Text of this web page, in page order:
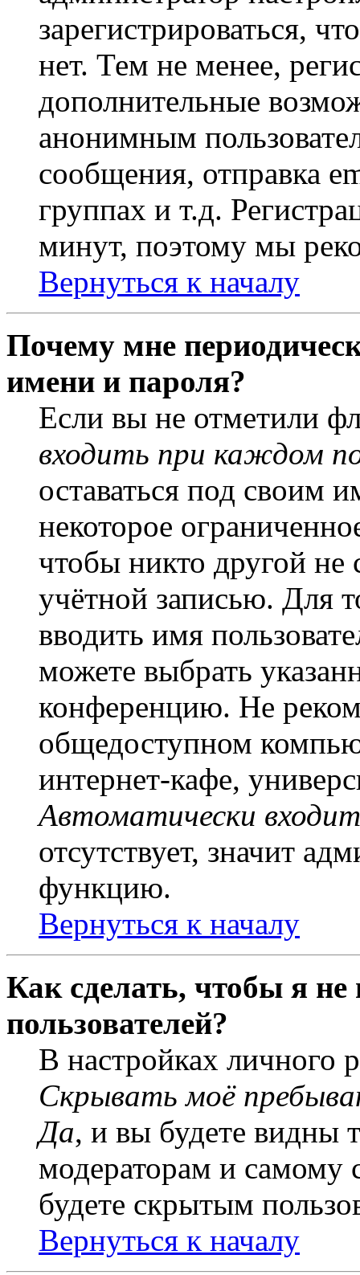
зарегистрироваться,
нет. Тем не менее,
дополнительные
анонимным
сообщения, отправка
группах и т.д.
минут, поэтому мы
Вернуться к началу
Почему мне
имени и пароля?
Если вы не отметили
входить при каждом
оставаться под своим
некоторое
чтобы никто другой не
учётной записью. Для
вводить имя
можете выбрать
конференцию. Не
общедоступном
интернет-кафе,
Автоматически
отсутствует, значит
функцию.
Вернуться к началу
Как сделать, чтобы я
пользователей?
В настройках личного
Скрывать моё
Да, и вы будете видны
модераторам и самому
будете скрытым
Вернуться к началу